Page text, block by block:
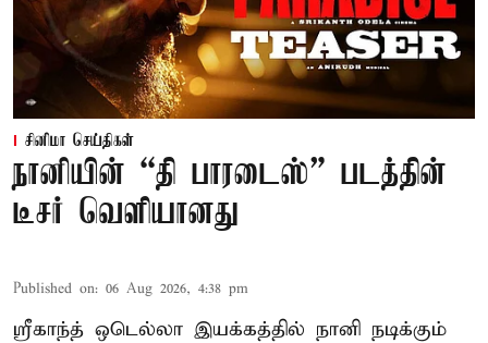
சினிமா செய்திகள்
நானியின் “தி பாரடைஸ்” படத்தின்
டீசர் வெளியானது
Published on: 06 Aug 2026, 4:38 pm
ஸ்ரீகாந்த் ஒடெல்லா இயக்கத்தில் நானி நடிக்கும்